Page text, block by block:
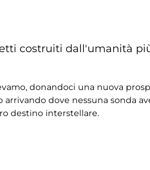
costruiti dall'umanità
donandoci una nuova
dove nessuna sonda
destino interstellare.